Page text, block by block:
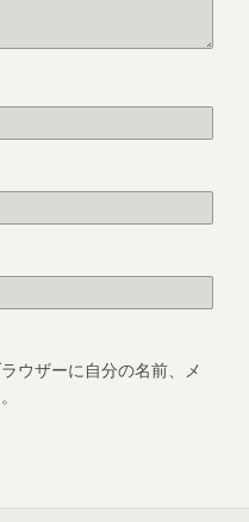
ウザーに自分の名前、メ